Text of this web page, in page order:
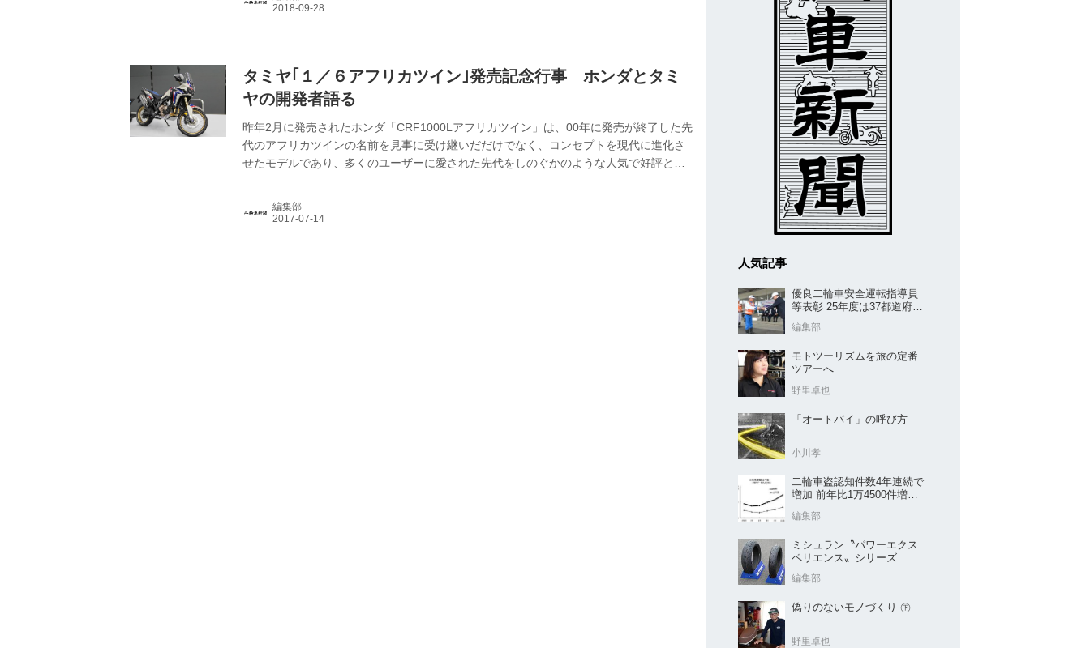
タミヤ｢１／６アフリカツイン｣発売記念行事 ホンダとタミ
ヤの開発者語る
昨年2月に発売されたホンダ「CRF1000Lアフリカツイン」は、00年に発売が終了した先
代のアフリカツインの名前を見事に受け継いだだけでなく、コンセプトを現代に進化さ
せたモデルであり、多くのユーザーに愛された先代をしのぐかのような人気で好評とな
るタミヤモデルファクトリー新橋店で6月24日、ホンダの開発陣などもゲスト参加したト
編集部
人気記事
優良二輪車安全運転指導員
等表彰 25年度は37都道府県
編集部
モトツーリズムを旅の定番
ツアーへ
野里卓也
「オートバイ」の呼び方
小川孝
二輪車盗認知件数4年連続で
増加 前年比1万4500件増／
編集部
ミシュラン〝パワーエクス
ペリエンス〟シリーズ
売
編集部
偽りのないモノづくり ㊦
野里卓也